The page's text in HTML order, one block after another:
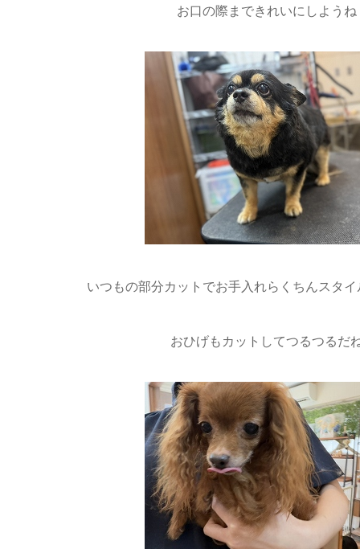
お口の際まできれいにしよう
いつもの部分カットでお手入れらくちんスタ
おひげもカットしてつるつるだ